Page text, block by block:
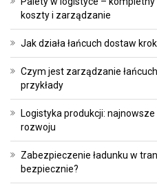
koszty i zarządzanie
Jak działa łańcuch dostaw
Czym jest zarządzanie
przykłady
Logistyka produkcji:
rozwoju
Zabezpieczenie ładunku w
bezpiecznie?